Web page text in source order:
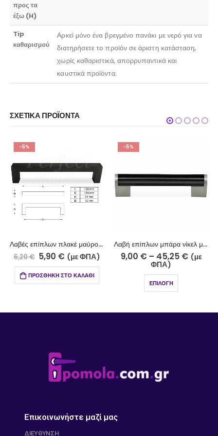
προς τα
έξω (H)
Tip
καθαρισμού
Αρκεί μόνο ένα βρεγμένο πανάκι με νερό για να
διατηρήσετε το προϊόν σε άριστη κατάσταση,
χωρίς καθαριστικά, απορρυπαντικά και
καυστικά προϊόντα.
ΣΧΕΤΙΚΆ ΠΡΟΪΌΝΤΑ
Λαβές επίπλων πλακέ μαύρο 714-7/128
5,90€ (με ΦΠΑ)
ΣΤΟ ΚΑΛΆΘΙ
Λαβή επίπλων μπάρα νίκελ ματ-μαύρο 512-7-10 Φ14
9,00 –45,25€ (με
10,85
Επικοινωνήστε μαζί μας
ΔΙΕΎΘΥΝΣΗ